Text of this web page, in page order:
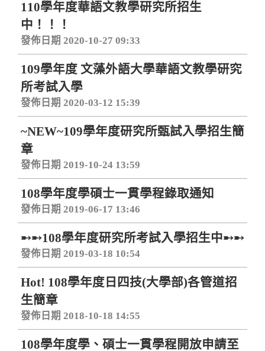
110學年度華語文教學研究所招生
中！！！
發佈日期 2020-10-27 09:33
109學年度 文藻外語大學華語文教學研究
所考試入學
發佈日期 2020-03-12 15:39
~NEW~109學年度研究所甄試入學招生簡
章
發佈日期 2019-10-24 13:59
108學年度學碩士一貫學程錄取通知
發佈日期 2019-06-17 13:46
➸➸108學年度研究所考試入學招生中➸➸
發佈日期 2019-03-18 10:54
Hot! 108學年度日四技(大學部)各管道招
生簡章
發佈日期 2018-10-18 14:55
108學年度學、碩士一貫學程開放申請至